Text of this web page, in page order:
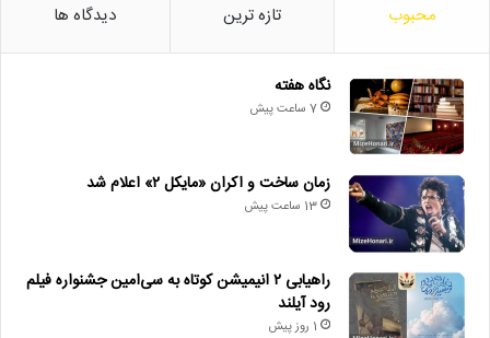
کپی
دیگر خبرها
• نگاه هفته
• مجله هنری
• زمان ساخت و اکران «مایکل ۲» اعلام شد
محبوب تازه ترین دیدگاه ها
نگاه هفته
7 ساعت پیش
زمان ساخت و اکران «مایکل ۲» اعلام شد
13 ساعت پیش
راهیابی ۲ انیمیشن کوتاه به سی‌امین جشنواره فیلم
رود آیلند
1 روز پیش